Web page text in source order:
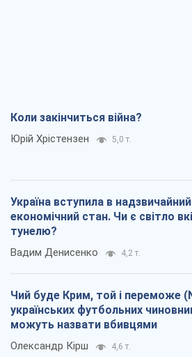
Коли закінчиться війна?
Юрій Хрістензен 5,0 т.
Україна вступила в надзвичайний
економічний стан. Чи є світло
тунелю?
Вадим Денисенко 4,2 т.
Чий буде Крим, той і переможе
українських футбольних
можуть назвати вбивцями
Олександр Кірш 4,6 т.